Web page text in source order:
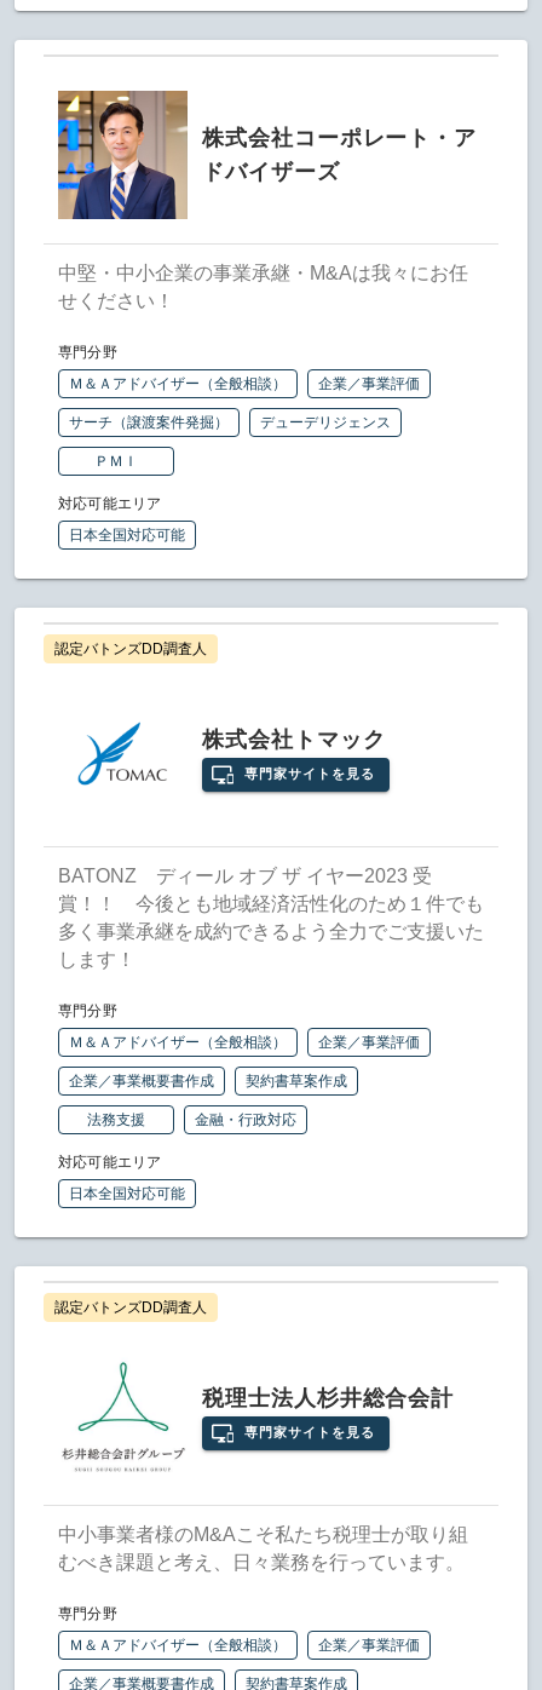
株式会社コーポレート・ア
ドバイザーズ
中堅・中小企業の事業承継・M&Aは我々にお任
せください！
専門分野
Ｍ＆Ａアドバイザー（全般相談）
企業／事業評価
サーチ（譲渡案件発掘） デューデリジェンス
ＰＭＩ
対応可能エリア
日本全国対応可能
認定バトンズDD調査人
株式会社トマック
専門家サイトを見る
BATONZ ディール オブ ザ イヤー2023 受
賞！！ 今後とも地域経済活性化のため１件でも
多く事業承継を成約できるよう全力でご支援いた
します！
専門分野
Ｍ＆Ａアドバイザー（全般相談）
企業／事業評価
企業／事業概要書作成 契約書草案作成
法務支援 金融・行政対応
対応可能エリア
日本全国対応可能
認定バトンズDD調査人
税理士法人杉井総合会計
専門家サイトを見る
中小事業者様のM&Aこそ私たち税理士が取り組
むべき課題と考え、日々業務を行っています。
専門分野
Ｍ＆Ａアドバイザー（全般相談）
企業／事業評価
企業／事業概要書作成 契約書草案作成